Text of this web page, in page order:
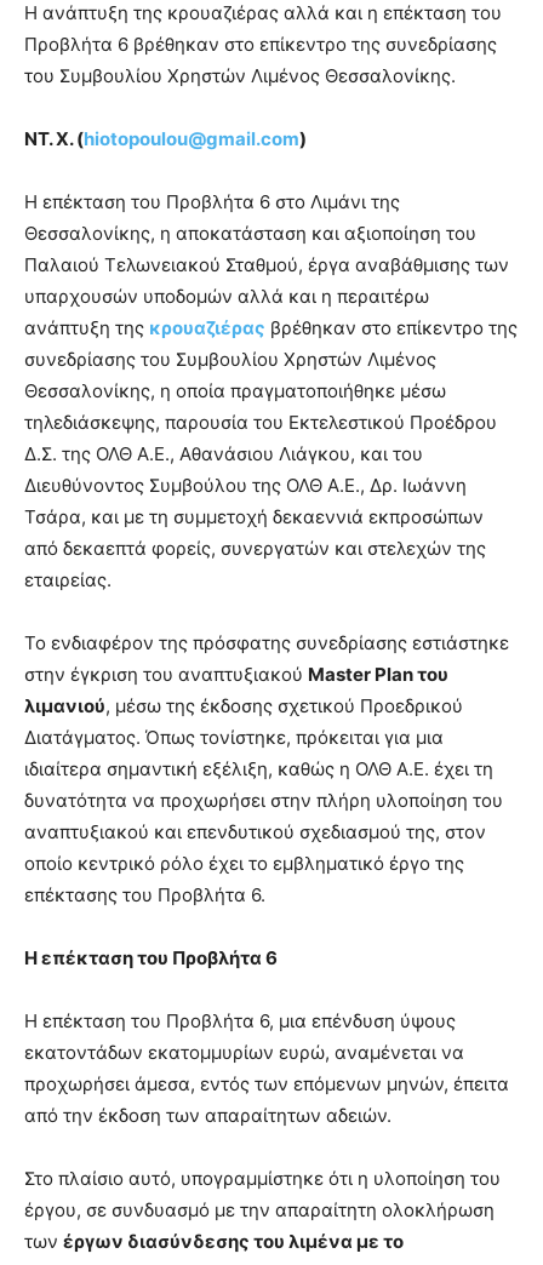
Η ανάπτυξη της κρουαζιέρας αλλά και η επέκταση του
Προβλήτα 6 βρέθηκαν στο επίκεντρο της συνεδρίασης
του Συμβουλίου Χρηστών Λιμένος Θεσσαλονίκης.
ΝΤ. Χ. (hiotopoulou@gmail.com)
Η επέκταση του Προβλήτα 6 στο Λιμάνι της
Θεσσαλονίκης, η αποκατάσταση και αξιοποίηση του
Παλαιού Τελωνειακού Σταθμού, έργα αναβάθμισης των
υπαρχουσών υποδομών αλλά και η περαιτέρω
ανάπτυξη της κρουαζιέρας βρέθηκαν στο επίκεντρο της
συνεδρίασης του Συμβουλίου Χρηστών Λιμένος
Θεσσαλονίκης, η οποία πραγματοποιήθηκε μέσω
τηλεδιάσκεψης, παρουσία του Εκτελεστικού Προέδρου
Δ.Σ. της ΟΛΘ Α.Ε., Αθανάσιου Λιάγκου, και του
Διευθύνοντος Συμβούλου της ΟΛΘ Α.Ε., Δρ. Ιωάννη
Τσάρα, και με τη συμμετοχή δεκαεννιά εκπροσώπων
από δεκαεπτά φορείς, συνεργατών και στελεχών της
εταιρείας.
Το ενδιαφέρον της πρόσφατης συνεδρίασης εστιάστηκε
στην έγκριση του αναπτυξιακού Master Plan του
λιμανιού, μέσω της έκδοσης σχετικού Προεδρικού
Διατάγματος. Όπως τονίστηκε, πρόκειται για μια
ιδιαίτερα σημαντική εξέλιξη, καθώς η ΟΛΘ Α.Ε. έχει τη
δυνατότητα να προχωρήσει στην πλήρη υλοποίηση του
αναπτυξιακού και επενδυτικού σχεδιασμού της, στον
οποίο κεντρικό ρόλο έχει το εμβληματικό έργο της
επέκτασης του Προβλήτα 6.
Η επέκταση του Προβλήτα 6
Η επέκταση του Προβλήτα 6, μια επένδυση ύψους
εκατοντάδων εκατομμυρίων ευρώ, αναμένεται να
προχωρήσει άμεσα, εντός των επόμενων μηνών, έπειτα
από την έκδοση των απαραίτητων αδειών.
Στο πλαίσιο αυτό, υπογραμμίστηκε ότι η υλοποίηση του
έργου, σε συνδυασμό με την απαραίτητη ολοκλήρωση
των έργων διασύνδεσης του λιμένα με το